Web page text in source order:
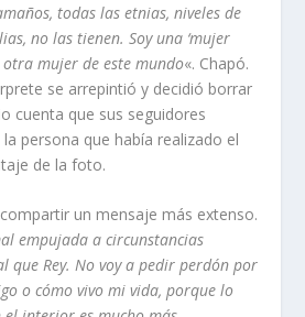
todas las etnias, niveles de
no las tienen. Soy una ‘mujer
mujer de este mundo«. Chapó.
se arrepintió y decidió borrar
cuenta que sus seguidores
persona que había realizado el
de la foto.
un mensaje más extenso.
empujada a circunstancias
que Rey. No voy a pedir perdón por
o cómo vivo mi vida, porque lo